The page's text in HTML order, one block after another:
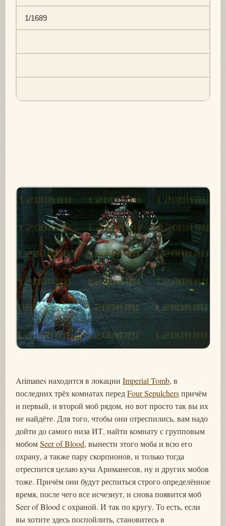
1/1689
Arimanes находится в локации Imperial Tomb, в
последних трёх комнатах передFour Sepulchersпричём
и первый, и второй моб рядом, но вот просто так вы их
не найдёте. Для того, чтобы они отреспились, вам надо
дойти до самого низа ИТ, найти комнату с групповым
мобомSeer of Blood, вынести этого моба и всю его
охрану, а также пару скорпионов, и только тогда
отреспится целаю куча Ариманесов, ну и других мобов
тоже. Причём они будут респиться строго определённое
время, после чего все исчезнут, и снова появится моб
Seer of Blood с охраной. И так по кругу. То есть, если
вы хотите здесь поспойлить, становитесь в